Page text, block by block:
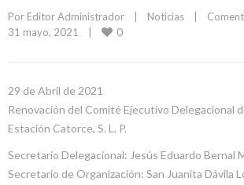
Por Editor Administrador Noticias
31 mayo, 2021
0
29 de Abril de 2021
Renovación del Comité Ejecutivo Delegacional
Estación Catorce, S. L. P.
Secretario Delegacional: Jesús Eduardo Bernal
Secretario de Organización: San Juanita Dávila